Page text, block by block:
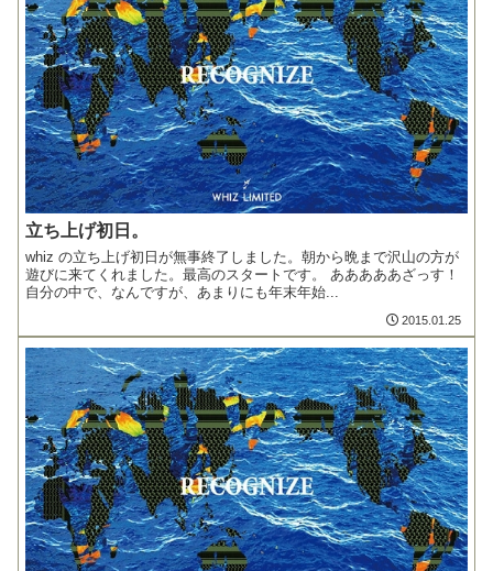
立ち上げ初日。
whiz の立ち上げ初日が無事終了しました。朝から晩まで沢山の方が
遊びに来てくれました。最高のスタートです。 あああああざっす！
自分の中で、なんですが、あまりにも年末年始...
2015.01.25